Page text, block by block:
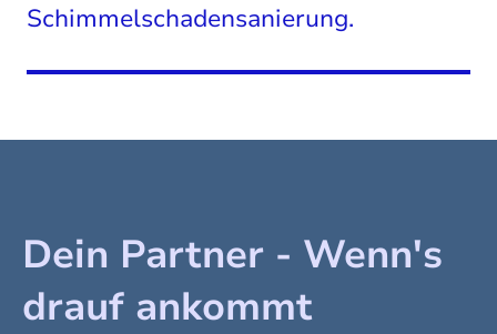
Schimmelschadensanierung.
Dein Partner - Wenn's
drauf ankommt